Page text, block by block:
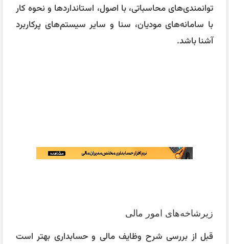
توانمندی‌های محاسباتی، با اصول، استانداردها و نحوه کار
با سامانه‌های مودیان، سنا و سایر سیستم‌های پرکاربرد
آشنا باشد.
زیرشاخه‌های امور مالی
قبل از بررسی شرح وظایف مالی و حسابداری بهتر است